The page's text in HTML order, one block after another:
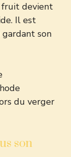
fruit devient
Il est
son
du verger
son